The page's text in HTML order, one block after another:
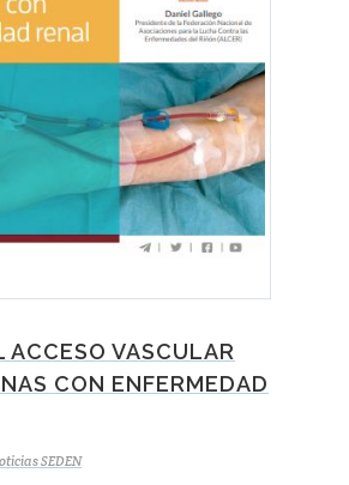
ACCESO VASCULAR
CON ENFERMEDAD
SEDEN